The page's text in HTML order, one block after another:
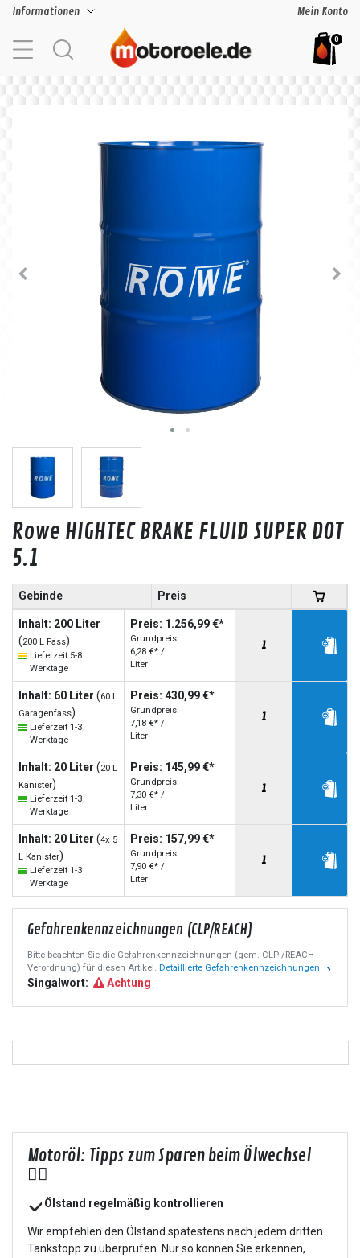
Informationen Mein Konto
0
Rowe HIGHTEC BRAKE FLUID SUPER DOT
5.1
Gebinde Preis
Inhalt: 200 Liter
(200 L Fass)
Lieferzeit 5-8
Werktage
Preis: 1.256,99 €*
Grundpreis:
6,28 €* /
Liter
Inhalt: 60 Liter (60 L
Garagenfass)
Lieferzeit 1-3
Werktage
Preis: 430,99 €*
Grundpreis:
7,18 €* /
Liter
Inhalt: 20 Liter (20 L
Kanister)
Lieferzeit 1-3
Werktage
Preis: 145,99 €*
Grundpreis:
7,30 €* /
Liter
Inhalt: 20 Liter (4x 5
L Kanister)
Lieferzeit 1-3
Werktage
Preis: 157,99 €*
Grundpreis:
7,90 €* /
Liter
Gefahrenkennzeichnungen (CLP/REACH)
Bitte beachten Sie die Gefahrenkennzeichnungen (gem. CLP-/REACH-
Verordnung) für diesen Artikel. Detaillierte Gefahrenkennzeichnungen
Singalwort: Achtung
Motoröl: Tipps zum Sparen beim Ölwechsel
👍🏻
Ölstand regelmäßig kontrollieren
Wir empfehlen den Ölstand spätestens nach jedem dritten
Tankstopp zu überprüfen. Nur so können Sie erkennen,